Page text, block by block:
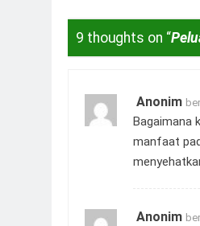
9 thoughts on “
Anonim
Bagaimana
manfaat
Anonim